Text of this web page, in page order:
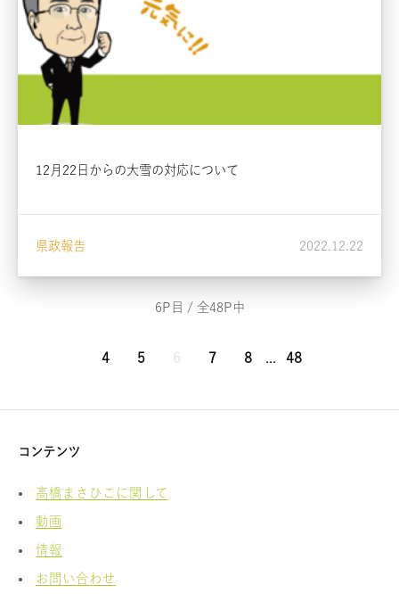
12月22日からの大雪の対応について
県政報告 2022.12.22
6P目 / 全48P中
4 5 7 8 48
コンテンツ
高橋まさひこに関して
動画
情報
お問い合わせ